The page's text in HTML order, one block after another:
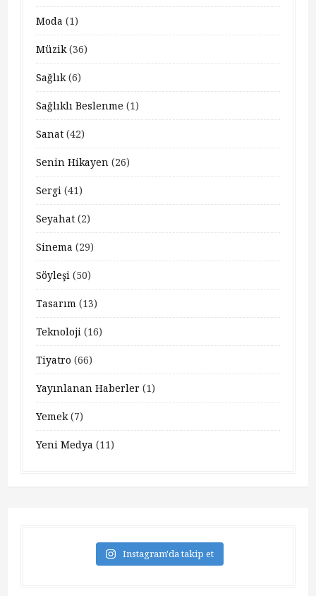
Moda (1)
Müzik(36)
Sağlık(6)
Sağlıklı Beslenme (1)
Sanat (42)
Senin Hikayen (26)
Sergi (41)
Seyahat (2)
Sinema (29)
Söyleşi (50)
Tasarım (13)
Teknoloji (16)
Tiyatro (66)
Yayınlanan Haberler (1)
Yemek(7)
Yeni Medya (11)
Instagram'da takip et